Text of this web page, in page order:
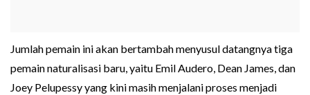
Jumlah pemain ini akan bertambah menyusul datangnya tiga
pemain naturalisasi baru, yaitu Emil Audero, Dean James, dan
Joey Pelupessy yang kini masih menjalani proses menjadi